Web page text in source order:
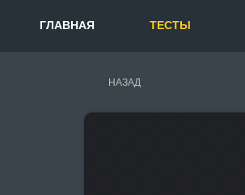
ГЛАВНАЯ ТЕСТЫ
НАЗАД